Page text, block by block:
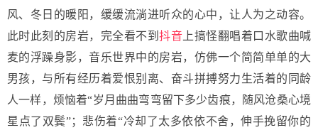
风、冬日的暖阳，缓缓流淌进听众的心中，让人为之动容。
此时此刻的房岩，完全看不到抖音 上搞怪翻唱着口水歌曲喊
麦的浮躁身影，音乐世界中的房岩，仿佛一个简简单单的大
男孩，与所有经历着爱恨别离、奋斗拼搏努力生活着的同龄
人一样，烦恼着“岁月曲曲弯弯留下多少齿痕，随风沧桑心境
星点了双鬓”；悲伤着“冷却了太多依依不舍，伸手挽留你的